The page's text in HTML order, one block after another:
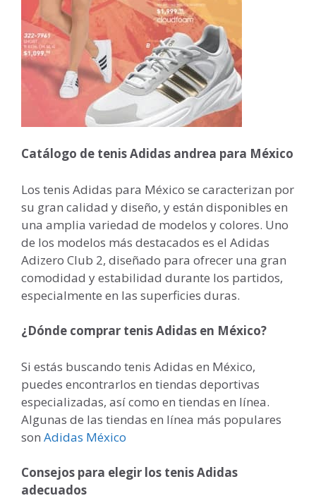
Catálogo de tenis Adidas andrea para México
Los tenis Adidas para México se caracterizan por
su gran calidad y diseño, y están disponibles en
una amplia variedad de modelos y colores. Uno
de los modelos más destacados es el Adidas
Adizero Club 2, diseñado para ofrecer una gran
comodidad y estabilidad durante los partidos,
especialmente en las superficies duras.
¿Dónde comprar tenis Adidas en México?
Si estás buscando tenis Adidas en México,
puedes encontrarlos en tiendas deportivas
especializadas, así como en tiendas en línea.
Algunas de las tiendas en línea más populares
son Adidas México
Consejos para elegir los tenis Adidas
adecuados